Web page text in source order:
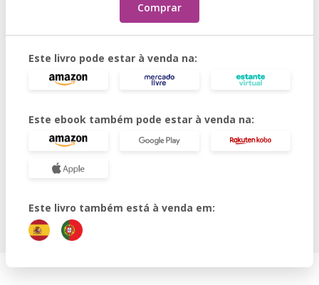
Comprar
Este livro pode estar à venda na:
Este ebook também pode estar à venda na:
Este livro também está à venda em: